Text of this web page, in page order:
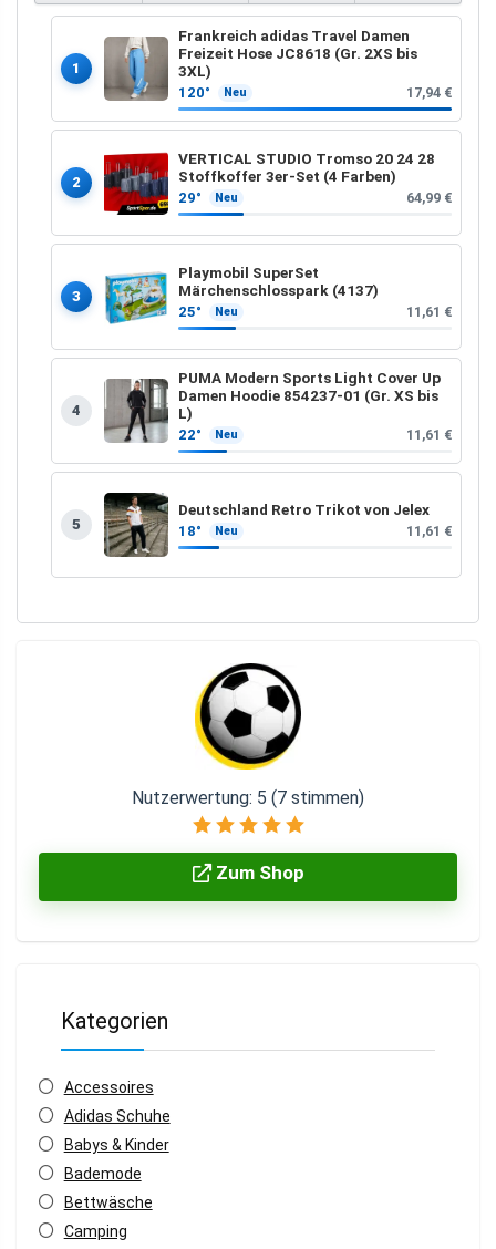
1
Frankreich adidas Travel Damen
Freizeit Hose JC8618 (Gr. 2XS bis
3XL)
120° Neu 17,94 €
2
VERTICAL STUDIO Tromso 20 24 28
Stoffkoffer 3er-Set (4 Farben)
29° Neu 64,99 €
3
Playmobil SuperSet
Märchenschlosspark (4137)
25° Neu 11,61 €
4
PUMA Modern Sports Light Cover Up
Damen Hoodie 854237-01 (Gr. XS bis
L)
22° Neu 11,61 €
5
Deutschland Retro Trikot von Jelex
18° Neu 11,61 €
Nutzerwertung: 5 (7 stimmen)
Zum Shop
Kategorien
Accessoires
Adidas Schuhe
Babys & Kinder
Bademode
Bettwäsche
Camping